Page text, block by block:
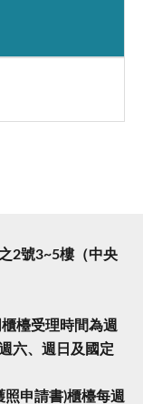
2號3~5樓（中央
檯受理時間為週
六、週日及國定
照申請書)櫃檯每週